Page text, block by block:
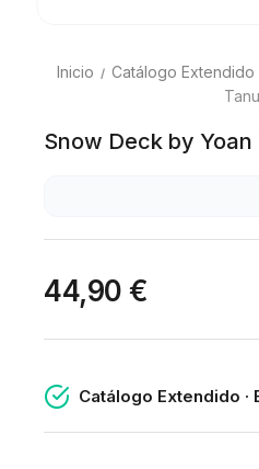
Inicio Catálogo Extendido
Snow Deck by Yoan
44,90 €
Catálogo Extendido ·